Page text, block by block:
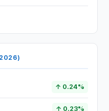
↑ 0.24%
↑ 0.23%